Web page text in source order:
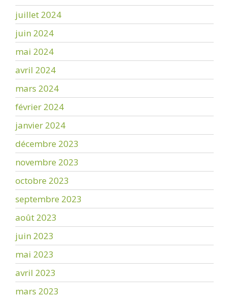
juillet 2024
juin 2024
mai 2024
avril 2024
mars 2024
février 2024
janvier 2024
décembre 2023
novembre 2023
octobre 2023
septembre 2023
août 2023
juin 2023
mai 2023
avril 2023
mars 2023